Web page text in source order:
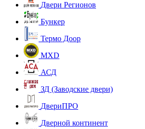
Двери Регионов
Бункер
Термо Доор
MXD
АСД
ЗД (Заводские двери)
ДвериПРО
Дверной континент